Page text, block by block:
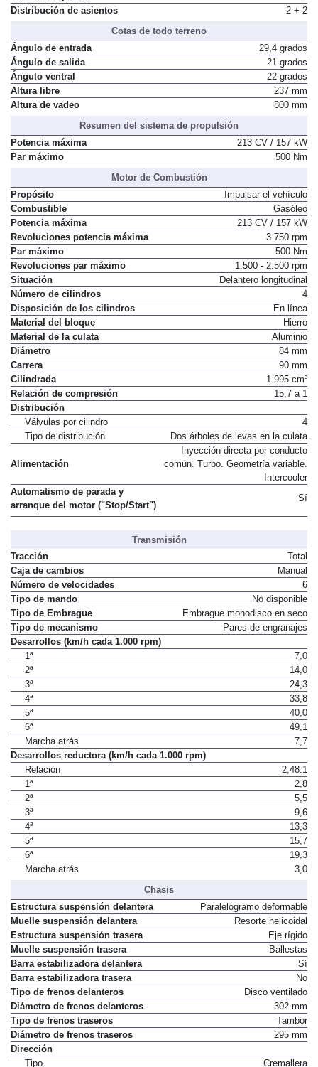
Número de plazas
4
Cotas de todo terreno
Ángulo de entrada
29,4 grados
Ángulo de salida
21 grados
Ángulo ventral
22 grados
Altura libre
237 mm
Resumen del sistema de propulsión
Potencia máxima
213 CV / 157 kW
Motor de Combustión
Propósito
Impulsar el vehículo
Combustible
Gasóleo
Potencia máxima
213 CV / 157 kW
Revoluciones potencia máxima
3.750 rpm
Par máximo
500 Nm
Revoluciones par máximo
1.500 - 2.500 rpm
Situación
Delantero longitudinal
Número de cilindros
4
Disposición de los cilindros
En línea
Material del bloque
Hierro
Material de la culata
Aluminio
Diámetro
84 mm
Carrera
90 mm
Cilindrada
1.995 cm³
Relación de compresión
Distribución
Válvulas por cilindro
4
Dos árboles de levas en la culata
Inyección directa por conducto
común. Turbo. Geometría variable.
Automatismo de parada y
arranque del motor ("Stop/Start")
Transmisión
Tracción
Total
Caja de cambios
Manual
Número de velocidades
6
Tipo de mando
No disponible
Tipo de Embrague
Embrague monodisco en seco
Tipo de mecanismo
Desarrollos (km/h cada 1.000 rpm)
1ª
7,0
2ª
14,0
3ª
24,3
4ª
33,8
5ª
40,0
6ª
49,1
Marcha atrás
Desarrollos reductora (km/h cada 1.000 rpm)
Relación
2,48:1
1ª
2,8
2ª
5,5
3ª
9,6
4ª
13,3
5ª
15,7
6ª
19,3
Chasis
Estructura suspensión delantera
Paralelogramo deformable
Muelle suspensión delantera
Resorte helicoidal
Estructura suspensión trasera
Eje rígido
Muelle suspensión trasera
Ballestas
Barra estabilizadora delantera
Sí
Barra estabilizadora trasera
No
Tipo de frenos delanteros
Disco ventilado
Diámetro de frenos delanteros
302 mm
Tipo de frenos traseros
Tambor
Diámetro de frenos traseros
Dirección